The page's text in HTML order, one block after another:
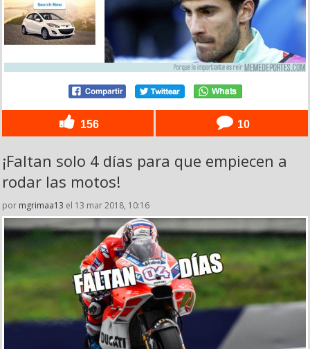
156 10
¡Faltan solo 4 días para que empiecen a
rodar las motos!
por mgrimaa13 el 13 mar 2018, 10:16